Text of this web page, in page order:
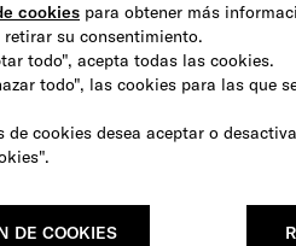
cookies para obtener más
su consentimiento.
todo", acepta todas las cookies.
todo", las cookies para las que
de cookies desea aceptar o
DE COOKIES